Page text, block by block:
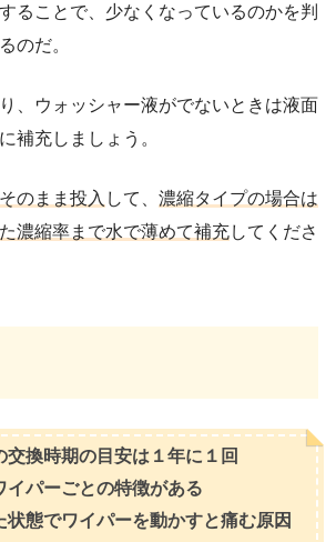
ることで、少なくなっているのかを判
のだ。
、ウォッシャー液がでないときは液面
補充しましょう。
のまま投入 して、 濃縮タイプの場合は
濃縮率まで水で薄めて補充してくださ
換時期の目安は１年に１回
パーごとの特徴がある
態でワイパーを動かすと痛む原因